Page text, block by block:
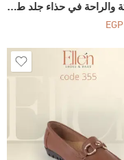
الشياكة والراحة في حذاء جلد طبيعي كلاسيكي – Code 434
EGP